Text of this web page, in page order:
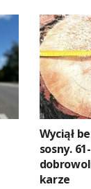
Wyciął
sosny.
karze